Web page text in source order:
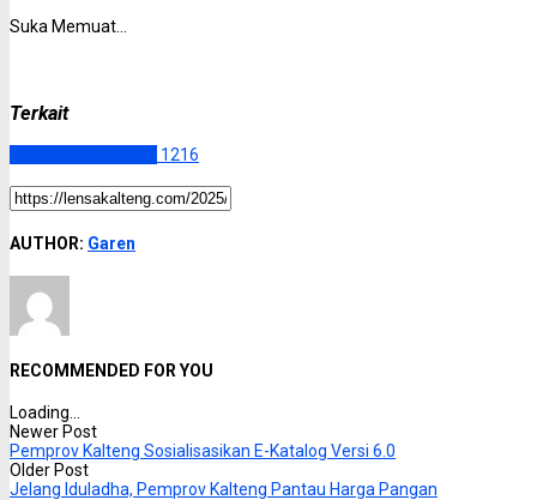
Suka Memuat...
Terkait
1216
AUTHOR: Garen
RECOMMENDED FOR YOU
Loading...
Newer Post
Pemprov Kalteng Sosialisasikan E-Katalog Versi 6.0
Older Post
Jelang Iduladha, Pemprov Kalteng Pantau Harga Pangan